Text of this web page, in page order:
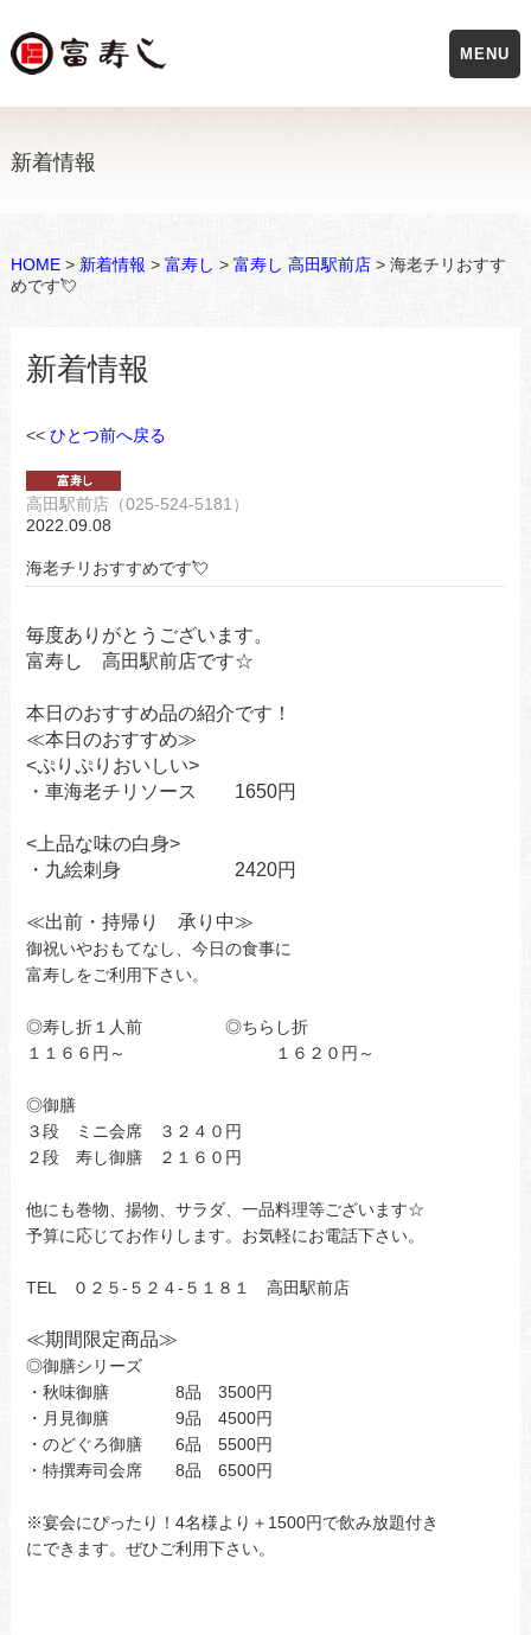
新着情報
HOME> 新着情報 > 富寿し > 富寿し 高田駅前店> 海老チリおすす
めです💘
新着情報
<< ひとつ前へ戻る
高田駅前店（025-524-5181）
2022.09.08
海老チリおすすめです💘
毎度ありがとうございます。
富寿し 高田駅前店です☆
本日のおすすめ品の紹介です！
≪本日のおすすめ≫
<ぷりぷりおいしい>
・車海老チリソース 1650円
<上品な味の白身>
・九絵刺身 2420円
≪出前・持帰り 承り中≫
御祝いやおもてなし、今日の食事に
富寿しをご利用下さい。
◎寿し折１人前 ◎ちらし折
１１６６円～ １６２０円～
◎御膳
３段 ミニ会席 ３２４０円
２段 寿し御膳 ２１６０円
他にも巻物、揚物、サラダ、一品料理等ございます☆
予算に応じてお作りします。お気軽にお電話下さい。
TEL ０２５-５２４-５１８１ 高田駅前店
≪期間限定商品≫
◎御膳シリーズ
・秋味御膳 8品 3500円
・月見御膳 9品 4500円
・のどぐろ御膳 6品 5500円
・特撰寿司会席 8品 6500円
※宴会にぴったり！4名様より＋1500円で飲み放題付き
にできます。ぜひご利用下さい。
MENU